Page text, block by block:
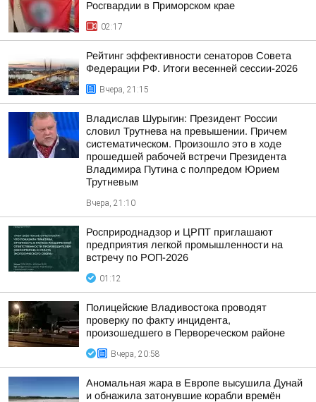
Росгвардии в Приморском крае
02:17
Рейтинг эффективности сенаторов Совета
Федерации РФ. Итоги весенней сессии-2026
Вчера, 21:15
Владислав Шурыгин: Президент России
словил Трутнева на превышении. Причем
систематическом. Произошло это в ходе
прошедшей рабочей встречи Президента
Владимира Путина с полпредом Юрием
Трутневым
Вчера, 21:10
Росприроднадзор и ЦРПТ приглашают
предприятия легкой промышленности на
встречу по РОП-2026
01:12
Полицейские Владивостока проводят
проверку по факту инцидента,
произошедшего в Первореческом районе
Вчера, 20:58
Аномальная жара в Европе высушила Дунай
и обнажила затонувшие корабли времён